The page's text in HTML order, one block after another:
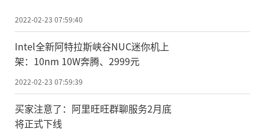
2022-02-23 07:59:40
Intel全新阿特拉斯峡谷NUC迷你机上
架：10nm 10W奔腾、2999元
2022-02-23 07:59:39
买家注意了：阿里旺旺群聊服务2月底
将正式下线